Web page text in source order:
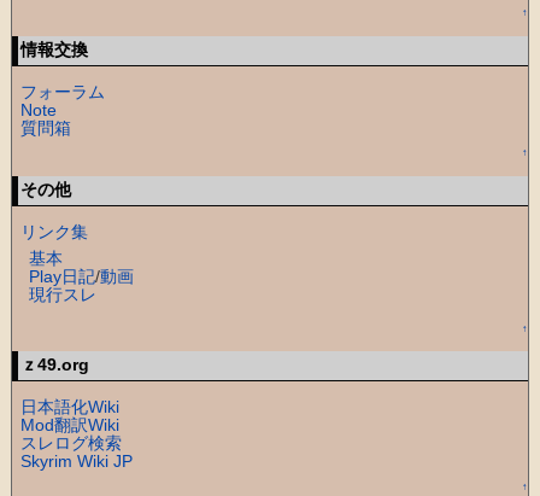
↑
情報交換
フォーラム
Note
質問箱
↑
その他
リンク集
基本
Play日記/動画
現行スレ
↑
ｚ49.org
日本語化Wiki
Mod翻訳Wiki
スレログ検索
Skyrim Wiki JP
↑